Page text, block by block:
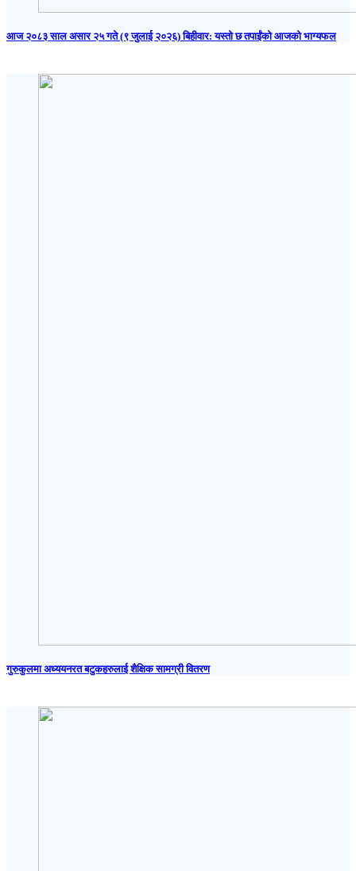
आज २०८३ साल असार २५ गते (९ जुलाई २०२६) बिहीवार: यस्तो छ तपाईंको आजको भाग्यफल
गुरुकुलमा अध्ययनरत बटुकहरुलाई शैक्षिक सामग्री वितरण